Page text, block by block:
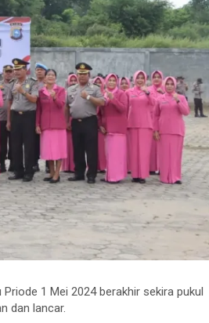
1 Mei 2024 berakhir sekira pukul
dan lancar.